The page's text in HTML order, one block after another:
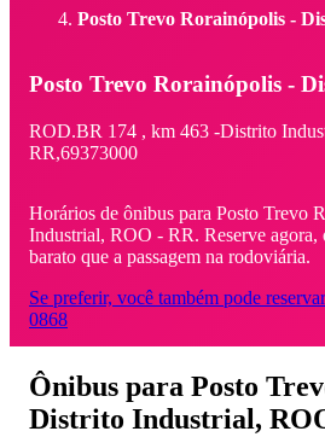
Posto Trevo Rorainópolis -
Posto Trevo Rorainópolis -
ROD.BR 174 , km 463 -Distrito
RR,69373000
Horários de ônibus para Posto Trevo
Industrial, ROO - RR. Reserve agora,
barato que a passagem na rodoviária.
Se preferir, você também pode
0868
Ônibus para Posto
Distrito Industrial,